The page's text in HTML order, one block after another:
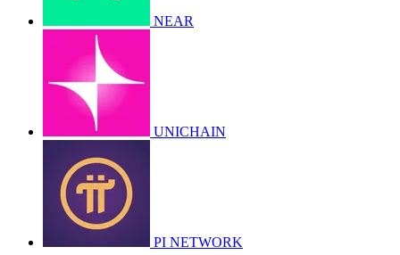
NEAR
UNICHAIN
PI NETWORK